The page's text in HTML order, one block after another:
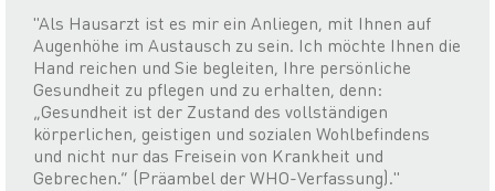
"Als Hausarzt ist es mir ein Anliegen, mit Ihnen auf
Augenhöhe im Austausch zu sein. Ich möchte Ihnen die
Hand reichen und Sie begleiten, Ihre persönliche
Gesundheit zu pflegen und zu erhalten, denn:
„Gesundheit ist der Zustand des vollständigen
körperlichen, geistigen und sozialen Wohlbefindens
und nicht nur das Freisein von Krankheit und
Gebrechen.“ (Präambel der WHO-Verfassung)."